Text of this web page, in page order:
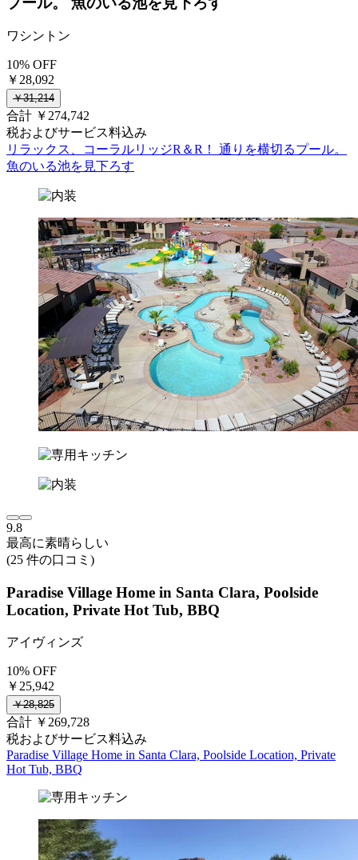
ワシントン
10% OFF
￥28,092
￥31,214
合計 ￥274,742
税およびサービス料込み
リラックス、コーラルリッジR＆R！ 通りを横切るプール。
魚のいる池を見下ろす
9.8
最高に素晴らしい
(25 件の口コミ)
Paradise Village Home in Santa Clara, Poolside
Location, Private Hot Tub, BBQ
アイヴィンズ
10% OFF
￥25,942
￥28,825
合計 ￥269,728
税およびサービス料込み
Paradise Village Home in Santa Clara, Poolside Location, Private
Hot Tub, BBQ